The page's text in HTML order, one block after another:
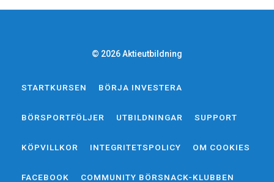
© 2026 Aktieutbildning
STARTKURSEN BÖRJA INVESTERA
BÖRSPORTFÖLJER UTBILDNINGAR SUPPORT
KÖPVILLKOR INTEGRITETSPOLICY OM COOKIES
FACEBOOK COMMUNITY BÖRSNACK-KLUBBEN